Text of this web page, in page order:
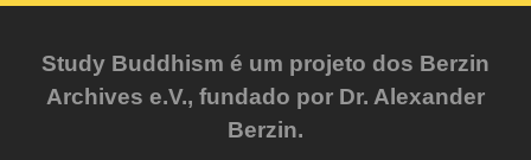
Study Buddhism é um projeto dos Berzin
Archives e.V., fundado por Dr. Alexander
Berzin.